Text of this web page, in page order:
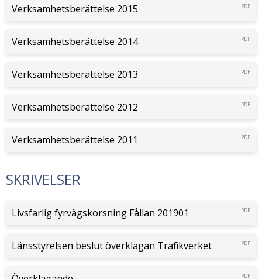
Verksamhetsberättelse 2015 PDF
Verksamhetsberättelse 2014 PDF
Verksamhetsberättelse 2013 PDF
Verksamhetsberättelse 2012 PDF
Verksamhetsberättelse 2011 PDF
SKRIVELSER
Livsfarlig fyrvägskorsning Fållan 201901 PDF
Länsstyrelsen beslut överklagan Trafikverket PDF
PDF